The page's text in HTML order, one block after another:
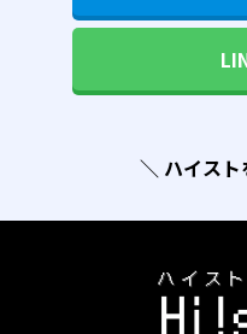
＼ ハイス